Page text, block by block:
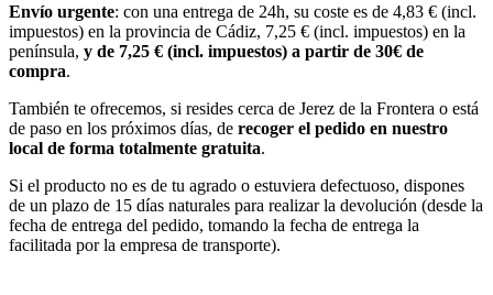
Envío urgente: con una entrega de 24h, su coste es de 4,83 € (incl.
impuestos) en la provincia de Cádiz, 7,25 € (incl. impuestos) en la
península, y de 7,25 € (incl. impuestos) a partir de 30€ de
compra.
También te ofrecemos, si resides cerca de Jerez de la Frontera o está
de paso en los próximos días, de recoger el pedido en nuestro
local de forma totalmente gratuita.
Si el producto no es de tu agrado o estuviera defectuoso, dispones
de un plazo de 15 días naturales para realizar la devolución (desde la
fecha de entrega del pedido, tomando la fecha de entrega la
facilitada por la empresa de transporte).